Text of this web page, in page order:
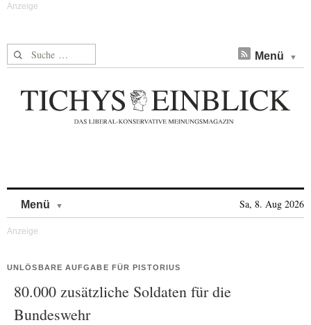
Suche nach: Menü
Menü Sa, 8. Aug 2026
UNLÖSBARE AUFGABE FÜR PISTORIUS
80.000 zusätzliche Soldaten für die
Bundeswehr